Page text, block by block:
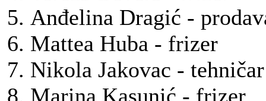
Anđelina Dragić -
Mattea Huba - frizer
Nikola Jakovac -
Marina Kasunić - frizer